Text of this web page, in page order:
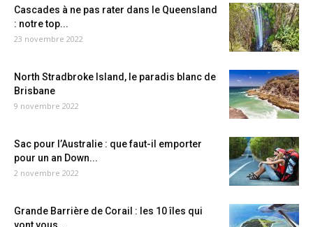
Cascades à ne pas rater dans le Queensland
: notre top...
23 novembre 2022
North Stradbroke Island, le paradis blanc de
Brisbane
9 novembre 2022
Sac pour l’Australie : que faut-il emporter
pour un an Down...
2 novembre 2022
Grande Barrière de Corail : les 10 îles qui